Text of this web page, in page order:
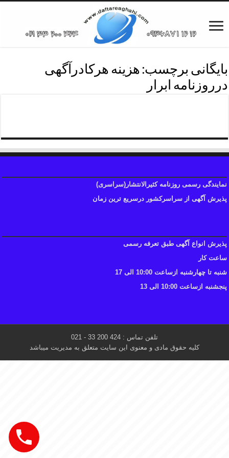
بایگانی برچسب: هزینه هرکادرآگهی
درروزنامه ابرار
نمایندگی رسمی روزنامه کثیرالانتشار(سراسری)
پذیرش آگهی از سراسرکشور درسریع ترین زمان
پذیرش انواع آگهی طبق تعرفه رسمی
ساعت کار
شنبه تا چهارشنبه ازساعت 10:00 الی 17
پنجشنبه ازساعت 10:00 الی 13
تلفن تماس : 424 200 33 - 021
کلیه حقوق مادی و معنوی این سایت متعلق به مدیریت میباشد